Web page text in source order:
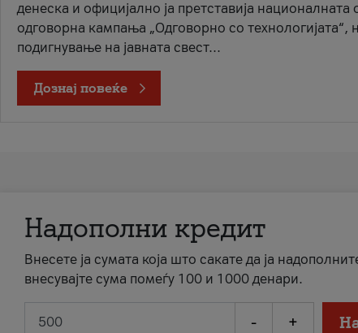
денеска и официјално ја претставија националната
одговорна кампања „Одговорно со технологијата“,
подигнување на јавната свест...
Дознај повеќе
Надополни кредит
Внесете ја сумата која што сакате да ја
внесувајте сума помеѓу 100 и 1000 денари.
- +